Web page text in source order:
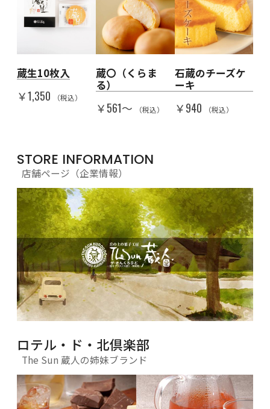
蔵生10枚入
￥1,350 （税込）
蔵〇（くらま
る）
￥561〜 （税込）
石蔵のチーズケ
ーキ
￥940 （税込）
STORE INFORMATION
店舗ページ（企業情報）
ロテル・ド・北倶楽部
The Sun 蔵人の姉妹ブランド